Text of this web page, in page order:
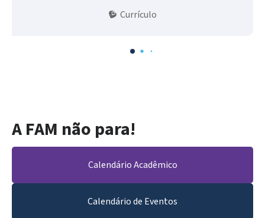
Currículo
A FAM não para!
Calendário Acadêmico
Calendário de Eventos